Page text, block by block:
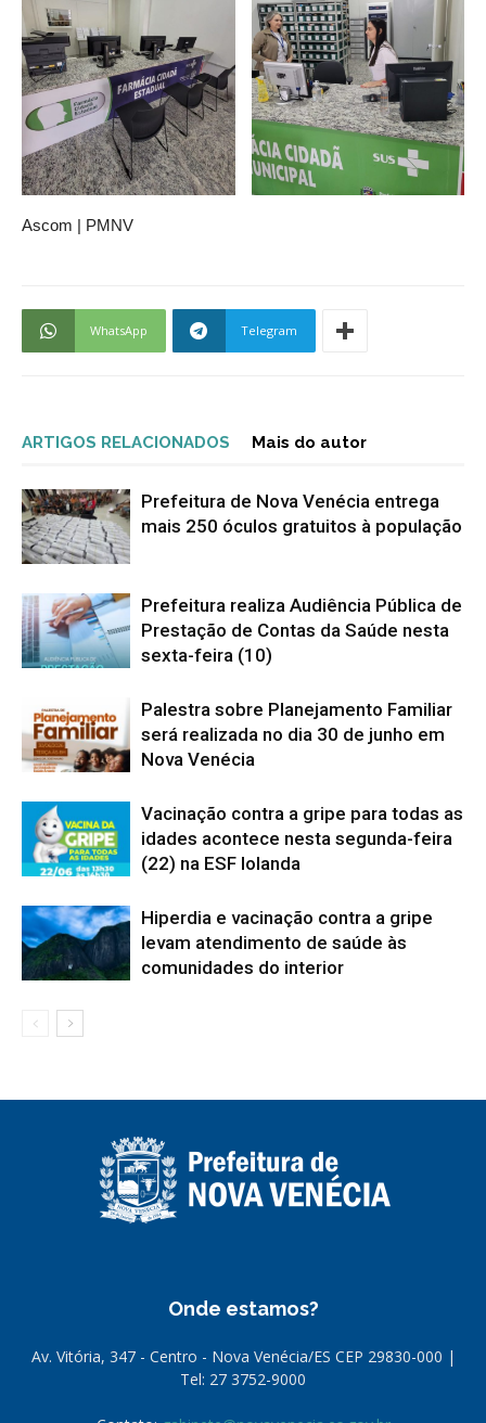
Ascom | PMNV
WhatsApp Telegram
ARTIGOS RELACIONADOS Mais do autor
Prefeitura de Nova Venécia entrega
mais 250 óculos gratuitos à população
Prefeitura realiza Audiência Pública de
Prestação de Contas da Saúde nesta
sexta-feira (10)
Palestra sobre Planejamento Familiar
será realizada no dia 30 de junho em
Nova Venécia
Vacinação contra a gripe para todas as
idades acontece nesta segunda-feira
(22) na ESF Iolanda
Hiperdia e vacinação contra a gripe
levam atendimento de saúde às
comunidades do interior
Onde estamos?
Av. Vitória, 347 - Centro - Nova Venécia/ES CEP 29830-000 |
Tel: 27 3752-9000